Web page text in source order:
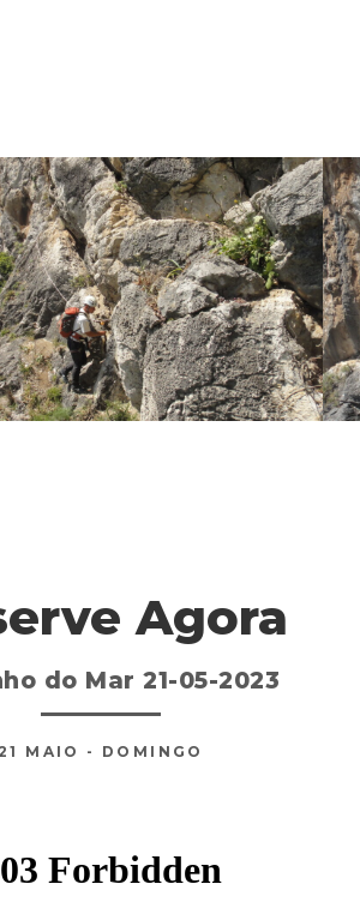
Agora
do Mar 21-05-2023
21 MAIO - DOMINGO